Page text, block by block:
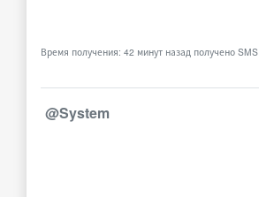
Время получения: 42 минут назад получено SMS
@System